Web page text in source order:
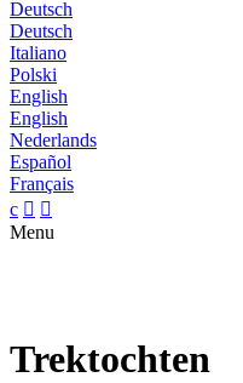
Deutsch
Deutsch
Italiano
Polski
English
English
Nederlands
Español
Français
c  
Menu
Trektochten